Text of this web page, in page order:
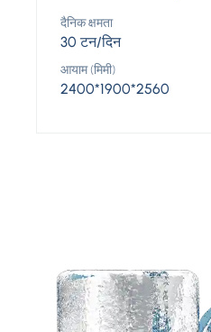
दैनिक क्षमता
30 टन/दिन
आयाम (मिमी)
2400*1900*2560